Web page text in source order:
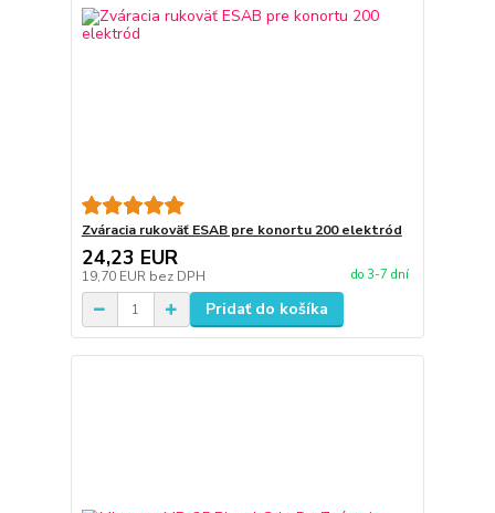
Zváracia rukoväť ESAB pre konortu 200 elektród
24,23 EUR
19,70 EUR bez DPH do 3-7 dní
Pridať do košíka